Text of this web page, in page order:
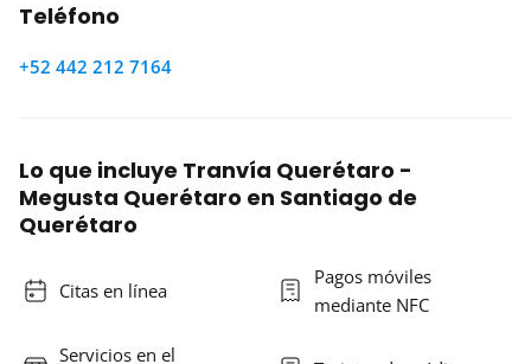
Teléfono
+52 442 212 7164
Lo que incluye Tranvía Querétaro -
Megusta Querétaro en Santiago de
Querétaro
Citas en línea
Pagos móviles
mediante NFC
Servicios en el